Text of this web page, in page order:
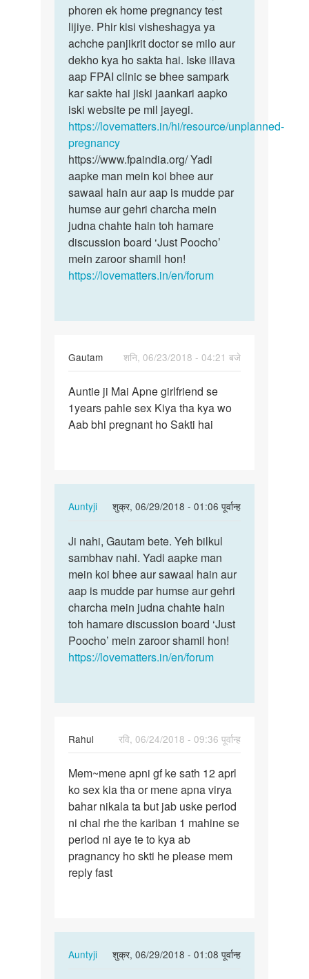
khatam
hone
k
2…
by
Priya
yeh
sex…
phoren ek home pregnancy test
lijiye. Phir kisi visheshagya ya
achche panjikrit doctor se milo aur
dekho kya ho sakta hai. Iske illava
aap FPAI clinic se bhee sampark
kar sakte hai jiski jaankari aapko
iski website pe mil jayegi.
https://lovematters.in/hi/resource/unplanned-
pregnancy
https://www.fpaindia.org/ Yadi
aapke man mein koi bhee aur
sawaal hain aur aap is mudde par
humse aur gehri charcha mein
judna chahte hain toh hamare
discussion board ‘Just Poocho’
mein zaroor shamil hon!
https://lovematters.in/en/forum
Gautam
शनि, 06/23/2018 - 04:21 बजे
Auntie
ji
Mai
Auntie ji Mai Apne girlfriend se
1years pahle sex Kiya tha kya wo
Aab bhi pregnant ho Sakti hai
Auntyji
शुक्र, 06/29/2018 - 01:06 पूर्वान्ह
In
to
Auntie
ji
Mai
Apne…
by
Gautam
Ji
nahi,
Gautam
bete.
Yeh…
Ji nahi, Gautam bete. Yeh bilkul
sambhav nahi. Yadi aapke man
mein koi bhee aur sawaal hain aur
aap is mudde par humse aur gehri
charcha mein judna chahte hain
toh hamare discussion board ‘Just
Poocho’ mein zaroor shamil hon!
https://lovematters.in/en/forum
Rahul
रवि, 06/24/2018 - 09:36 पूर्वान्ह
Mem~mene
apni
gf
ke
sath
12…
Mem~mene apni gf ke sath 12 aprl
ko sex kia tha or mene apna virya
bahar nikala ta but jab uske period
ni chal rhe the kariban 1 mahine se
period ni aye te to kya ab
pragnancy ho skti he please mem
reply fast
Auntyji
शुक्र, 06/29/2018 - 01:08 पूर्वान्ह
In